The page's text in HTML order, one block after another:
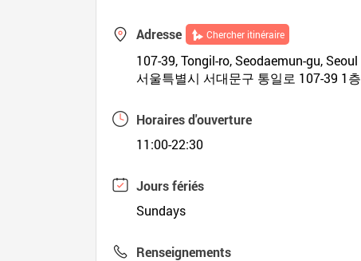
Adresse Chercher itinéraire
107-39, Tongil-ro, Seodaemun-gu, Seoul
서울특별시 서대문구 통일로 107-39 1층
Horaires d'ouverture
11:00-22:30
Jours fériés
Sundays
Renseignements